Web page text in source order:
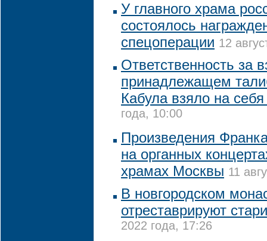
У главного храма
состоялось
спецоперации 12
Ответственность за
принадлежащем
Кабула взяло на
года, 10:00
Произведения
на органных
храмах Москвы 11
В новгородском
отреставрируют
2022 года, 17:26